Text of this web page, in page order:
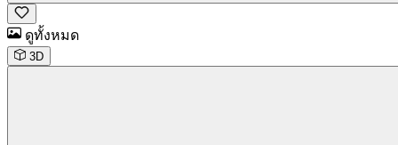
ดูทั้งหมด
3D